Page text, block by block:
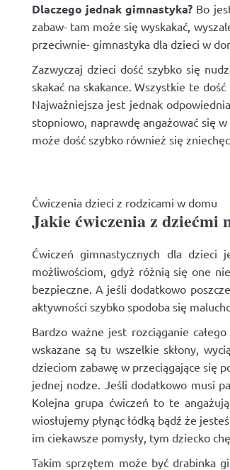
Dlaczego jednak gimnastyka? Bo
zabaw- tam może się wyskakać,
przeciwnie- gimnastyka dla dzieci w
Zazwyczaj dzieci dość szybko się
skakać na skakance. Wszystkie te
Najważniejsza jest jednak
stopniowo, naprawdę angażować się
może dość szybko również się
Ćwiczenia dzieci z rodzicami w domu
Jakie ćwiczenia z dziećmi
Ćwiczeń gimnastycznych dla dzieci
możliwościom, gdyż różnią się one
bezpieczne. A jeśli dodatkowo
aktywności szybko spodoba się
Bardzo ważne jest rozciąganie
wskazane są tu wszelkie skłony,
dzieciom zabawę w przeciągające się
jednej nodze. Jeśli dodatkowo musi
Kolejna grupa ćwiczeń to te
wiosłujemy płynąc łódką bądź że
im ciekawsze pomysły, tym dziecko
Takim sprzętem może być drabinka